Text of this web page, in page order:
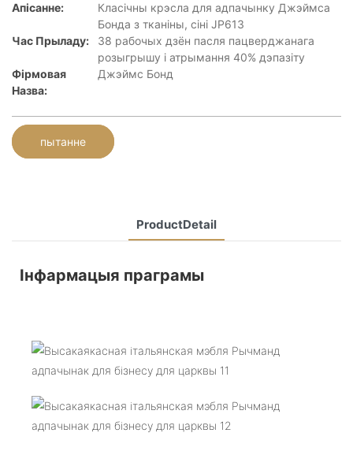
Апісанне:
Класічны крэсла для адпачынку Джэймса
Бонда з тканіны, сіні JP613
Час Прыладу:
38 рабочых дзён пасля пацверджанага
розыгрышу і атрымання 40% дэпазіту
Фірмовая
Назва:
Джэймс Бонд
пытанне
ProductDetail
Інфармацыя праграмы